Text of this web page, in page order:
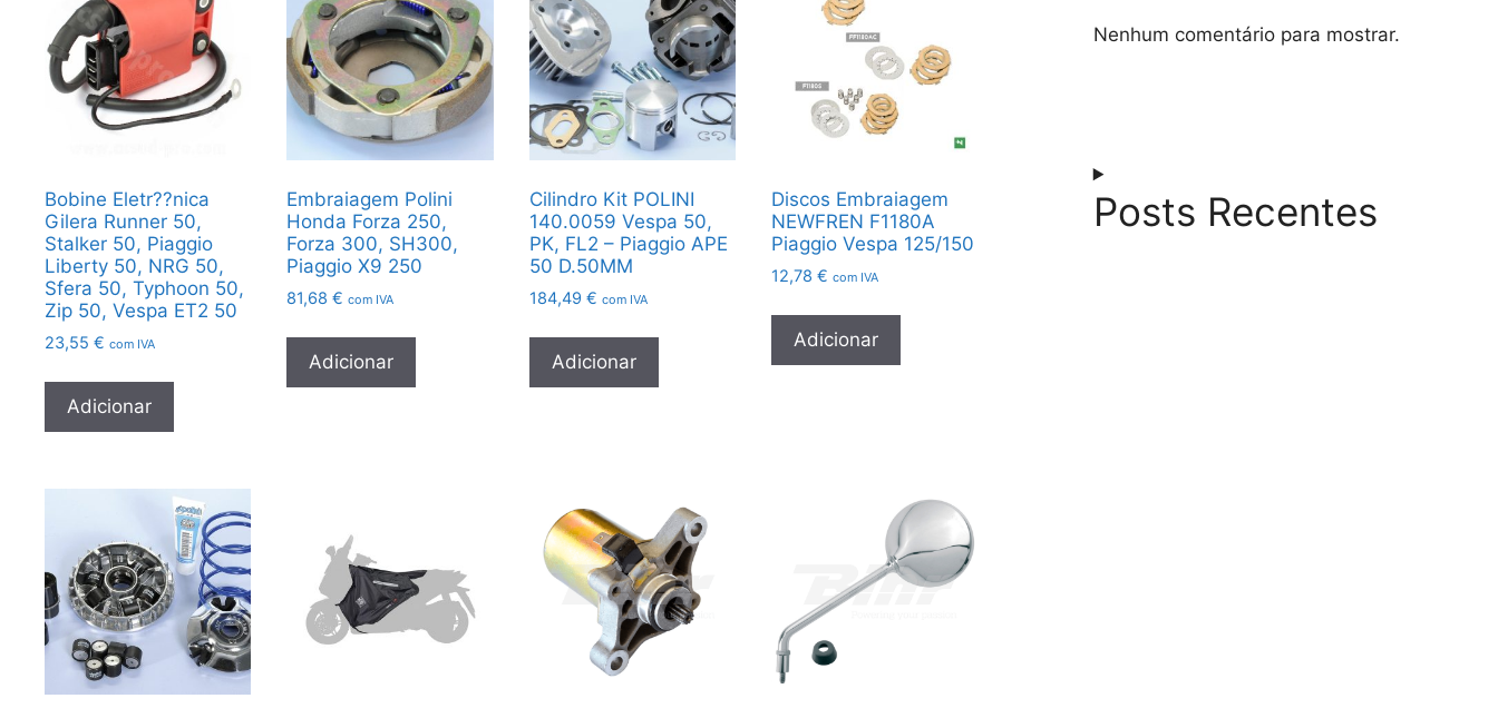
Bobine Eletr??nica
Gilera Runner 50,
Stalker 50, Piaggio
Liberty 50, NRG 50,
Sfera 50, Typhoon 50,
Zip 50, Vespa ET2 50
23,55 € com IVA
Adicionar
Embraiagem Polini
Honda Forza 250,
Forza 300, SH300,
Piaggio X9 250
81,68€ com IVA
Adicionar
Cilindro Kit POLINI
140.0059 Vespa 50,
PK, FL2 – Piaggio APE
50 D.50MM
184,49 € com IVA
Adicionar
Discos Embraiagem
NEWFREN F1180A
Piaggio Vespa 125/150
12,78 € com IVA
Adicionar
Nenhum comentário para mostrar.
Posts Recentes